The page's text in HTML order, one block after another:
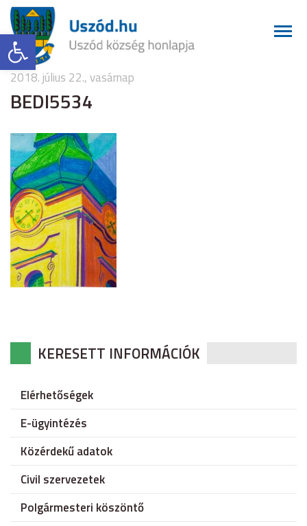
Eszköztár megnyitása
2018. július 22., vasárnap
BEDI5534
KERESETT INFORMÁCIÓK
Elérhetőségek
E-ügyintézés
Közérdekű adatok
Civil szervezetek
Polgármesteri köszöntő